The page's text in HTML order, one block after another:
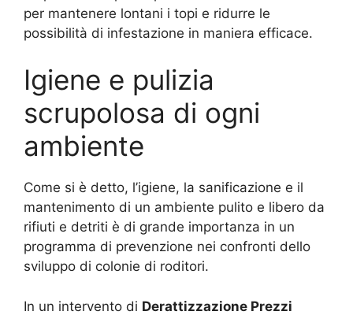
per mantenere lontani i topi e ridurre le
possibilità di infestazione in maniera efficace.
Igiene e pulizia
scrupolosa di ogni
ambiente
Come si è detto, l’igiene, la sanificazione e il
mantenimento di un ambiente pulito e libero da
rifiuti e detriti è di grande importanza in un
programma di prevenzione nei confronti dello
sviluppo di colonie di roditori.
In un intervento di Derattizzazione Prezzi